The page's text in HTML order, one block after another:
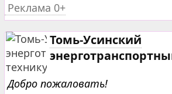
Реклама 0+
Томь-Усинский
Добро пожаловать!